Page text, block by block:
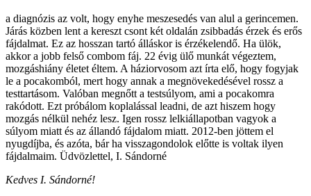
a diagnózis az volt, hogy enyhe meszesedés van alul a gerincemen.
Járás közben lent a kereszt csont két oldalán zsibbadás érzek és erős
fájdalmat. Ez az hosszan tartó álláskor is érzékelendő. Ha ülök,
akkor a jobb felső combom fáj. 22 évig ülő munkát végeztem,
mozgáshiány életet éltem. A háziorvosom azt írta elő, hogy fogyjak
le a pocakomból, mert hogy annak a megnövekedésével rossz a
testtartásom. Valóban megnőtt a testsúlyom, ami a pocakomra
rakódott. Ezt próbálom koplalással leadni, de azt hiszem hogy
mozgás nélkül nehéz lesz. Igen rossz lelkiállapotban vagyok a
súlyom miatt és az állandó fájdalom miatt. 2012-ben jöttem el
nyugdíjba, és azóta, bár ha visszagondolok előtte is voltak ilyen
fájdalmaim. Üdvözlettel, I. Sándorné
Kedves I. Sándorné!